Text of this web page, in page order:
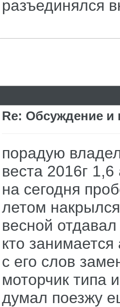
разъединялся
Re: Обсуждение
порадую
веста 2016г 1,6
на сегодня
летом
весной
кто занимается
с его слов
моторчик типа
думал поезжу